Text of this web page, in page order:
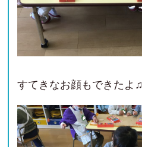
すてきなお顔もできたよ♫